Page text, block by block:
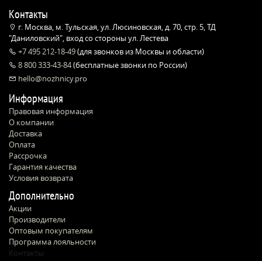
Контакты
г. Москва, м. Тульская, ул. Люсиновская, д. 70, стр. 5, ТД
"Даниловский", вход со стороны ул. Лестева
+7 495 212-18-49(для звонков из Москвы и области)
8 800 333-43-84(бесплатные звонки по России)
hello@nozhnicy.pro
Информация
Правовая информация
О компании
Доставка
Оплата
Рассрочка
Гарантия качества
Условия возврата
Дополнительно
Акции
Производители
Оптовым покупателям
Программа лояльности
Контакты